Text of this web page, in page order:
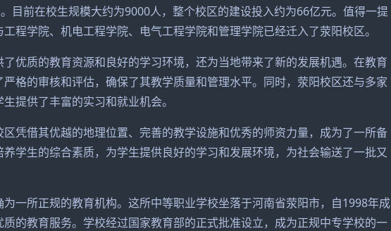
目前在校生规模大约为9000人，整个校区的建设投入约为66亿元。值得一提
程学院、机电工程学院、电气工程学院和管理学院已经迁入了荥阳校区。
优质的教育资源和良好的学习环境，还为当地带来了新的发展机遇。在教育
格的审核和评估，确保了其教学质量和管理水平。同时，荥阳校区还与多家
提供了丰富的实习和就业机会。
凭借其优越的地理位置、完善的教学设施和优秀的师资力量，成为了一所备
学生的综合素质，为学生提供良好的学习和发展环境，为社会输送了一批又
一所正规的教育机构。这所中等职业学校坐落于河南省荥阳市，自1998年成
的教育服务。学校经过国家教育部的正式批准设立，成为正规中专学校的一